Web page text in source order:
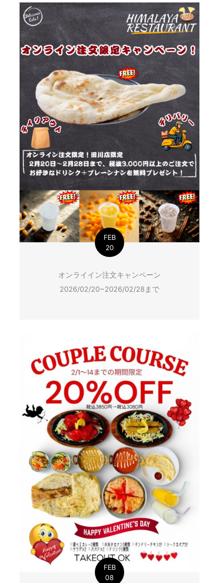
FEB
20
オンライイン注文キャンペーン
2026/02/20~2026/02/28まで
FEB
08